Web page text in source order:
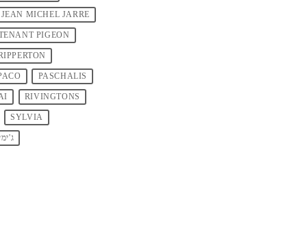
JEAN MICHEL JARRE
PIGEON
PASCHALIS
RIVINGTONS
SYLVIA